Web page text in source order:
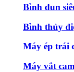
Bình đun
Bình thủy
Máy ép trái
Máy vắt cam